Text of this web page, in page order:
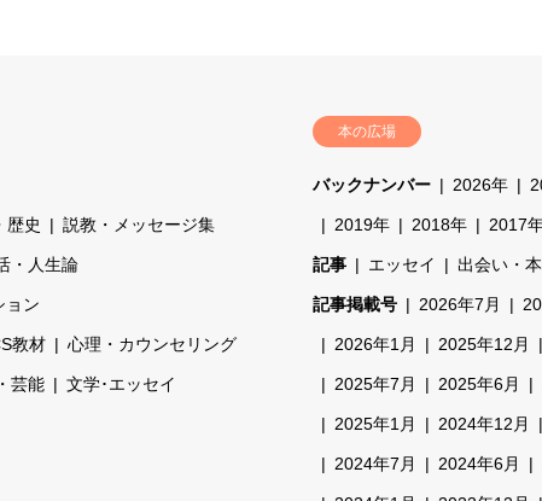
歴史 説教・メッセージ集
・人生論
ョン
教材 心理・カウンセリング
芸能 文学･エッセイ
本の広場
バックナンバー 2026年
2019年 2018年 2017
記事 エッセイ 出会い・
記事掲載号 2026年7月
2026年1月 2025年12月
2025年7月 2025年6月
2025年1月 2024年12月
2024年7月 2024年6月